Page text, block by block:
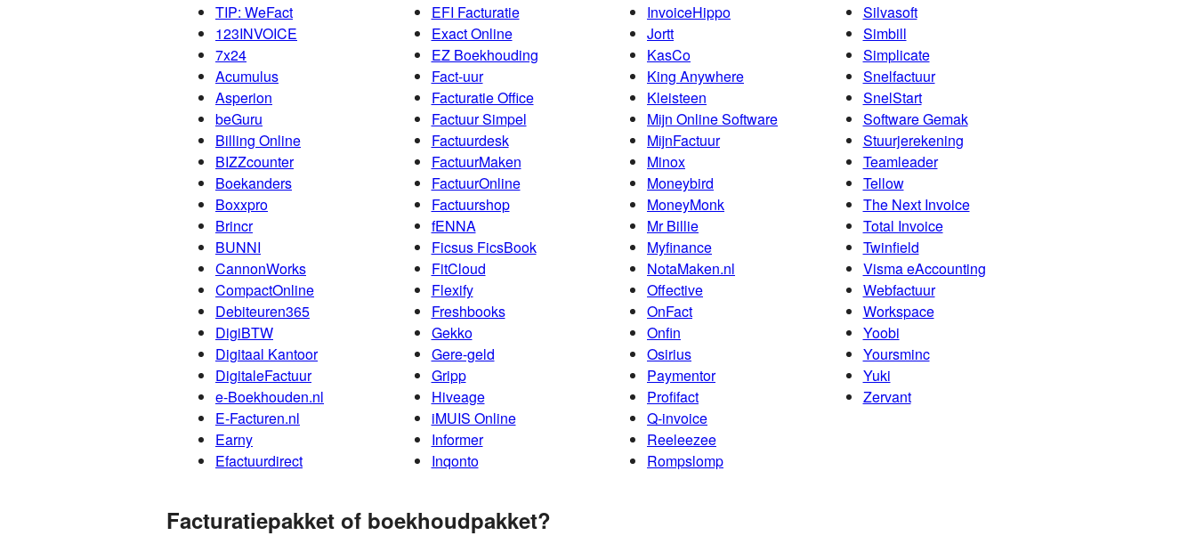
TIP: WeFact
123INVOICE
7x24
Acumulus
Asperion
beGuru
Billing Online
BIZZcounter
Boekanders
Boxxpro
Brincr
BUNNI
CannonWorks
CompactOnline
Debiteuren365
DigiBTW
Digitaal Kantoor
DigitaleFactuur
e-Boekhouden.nl
E-Facturen.nl
Earny
Efactuurdirect
EFI Facturatie
Exact Online
EZ Boekhouding
Fact-uur
Facturatie Office
Factuur Simpel
Factuurdesk
FactuurMaken
FactuurOnline
Factuurshop
fENNA
Ficsus FicsBook
FitCloud
Flexify
Freshbooks
Gekko
Gere-geld
Gripp
Hiveage
iMUIS Online
Informer
Inqonto
InvoiceHippo
Jortt
KasCo
King Anywhere
Kleisteen
Mijn Online Software
MijnFactuur
Minox
Moneybird
MoneyMonk
Mr Billie
Myfinance
NotaMaken.nl
Offective
OnFact
Onfin
Osirius
Paymentor
Profifact
Q-invoice
Reeleezee
Rompslomp
Silvasoft
Simbill
Simplicate
Snelfactuur
SnelStart
Software Gemak
Stuurjerekening
Teamleader
Tellow
The Next Invoice
Total Invoice
Twinfield
Visma eAccounting
Webfactuur
Workspace
Yoobi
Yoursminc
Yuki
Zervant
Facturatiepakket of boekhoudpakket?